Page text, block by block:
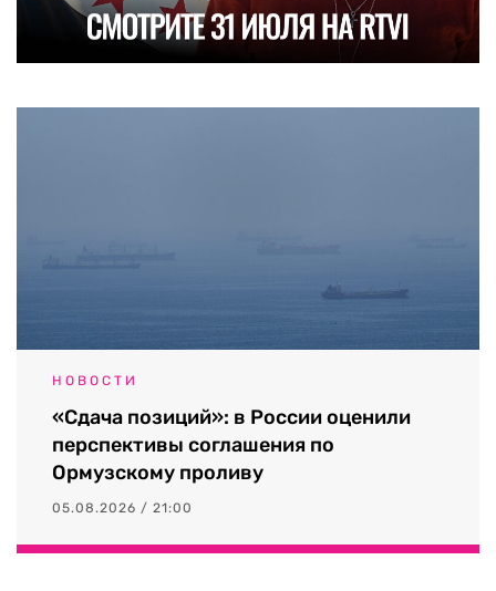
НОВОСТИ
«Сдача позиций»: в России оценили
перспективы соглашения по
Ормузскому проливу
05.08.2026 / 21:00